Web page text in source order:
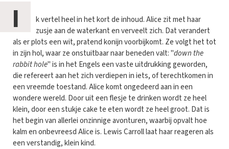
I
k vertel heel in het kort de inhoud. Alice zit met haar
zusje aan de waterkant en verveelt zich. Dat verandert
als er plots een wit, pratend konijn voorbijkomt. Ze volgt het tot
in zijn hol, waar ze onstuitbaar naar beneden valt: "down the
rabbit hole" is in het Engels een vaste uitdrukking geworden,
die refereert aan het zich verdiepen in iets, of terechtkomen in
een vreemde toestand. Alice komt ongedeerd aan in een
wondere wereld. Door uit een flesje te drinken wordt ze heel
klein, door een stukje cake te eten wordt ze heel groot. Dat is
het begin van allerlei onzinnige avonturen, waarbij opvalt hoe
kalm en onbevreesd Alice is. Lewis Carroll laat haar reageren als
een verstandig, klein kind.